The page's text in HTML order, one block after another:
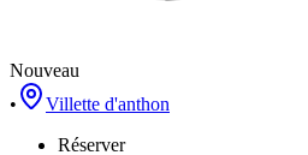
Nouveau
•
Villette d'anthon
Réserver